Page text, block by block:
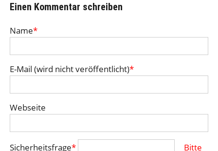
Einen Kommentar schreiben
Name*
E-Mail (wird nicht veröffentlicht)*
Webseite
Sicherheitsfrage*
Bitte